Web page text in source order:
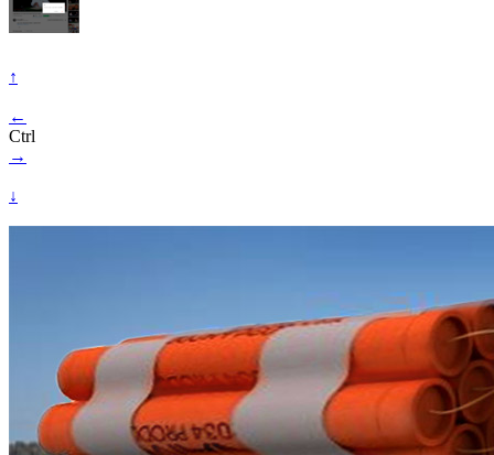
↑
←
Ctrl
→
↓